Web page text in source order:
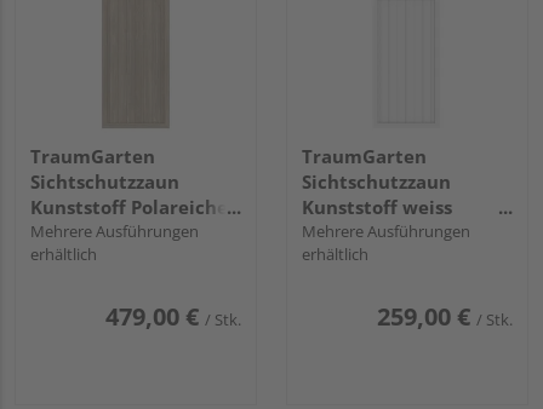
TraumGarten
Sichtschutzzaun
Kunststoff Polareiche
"LONGLIFE RIVA"
Mehrere Ausführungen
erhältlich
479,00 € / Stk.
TraumGarten
Sichtschutzzaun
Kunststoff weiss
"LONGLIFE RIVA"
Mehrere Ausführungen
erhältlich
259,00 € / Stk.